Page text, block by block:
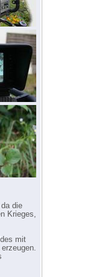
die
Krieges,
mit